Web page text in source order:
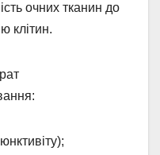
очних тканин до
клітин.